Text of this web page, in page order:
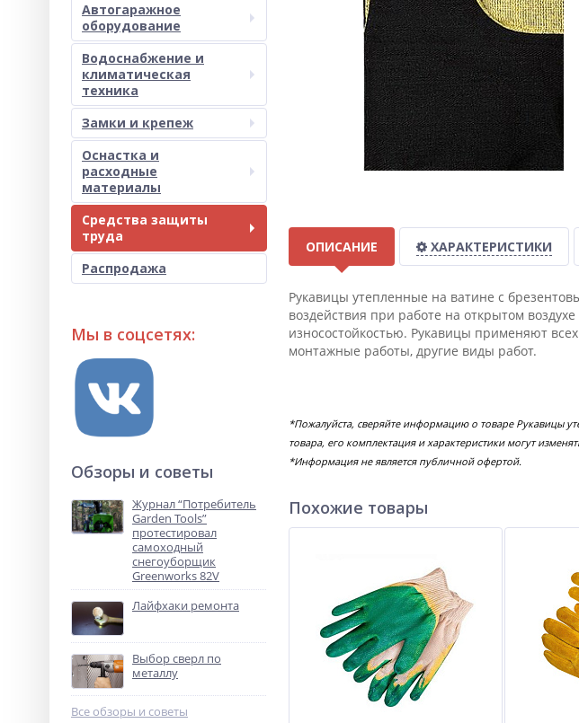
Автогаражное
оборудование
Водоснабжение и
климатическая
техника
Замки и крепеж
Оснастка и
расходные
материалы
Средства защиты
труда
Распродажа
Мы в соцсетях:
Обзоры и советы
Журнал “Потребитель
Garden Tools”
протестировал
самоходный
снегоуборщик
Greenworks 82V
Лайфхаки ремонта
Выбор сверл по
металлу
Все обзоры и советы
ОПИСАНИЕ ХАРАКТЕРИСТИКИ
Рукавицы утепленные на ватине с
воздействия при работе на открытом
износостойкостью. Рукавицы применяют
монтажные работы, другие виды работ.
*Пожалуйста, сверяйте информацию о товаре Рукавицы
товара, его комплектация и характеристики могут
*Информация не является публичной офертой.
Похожие товары